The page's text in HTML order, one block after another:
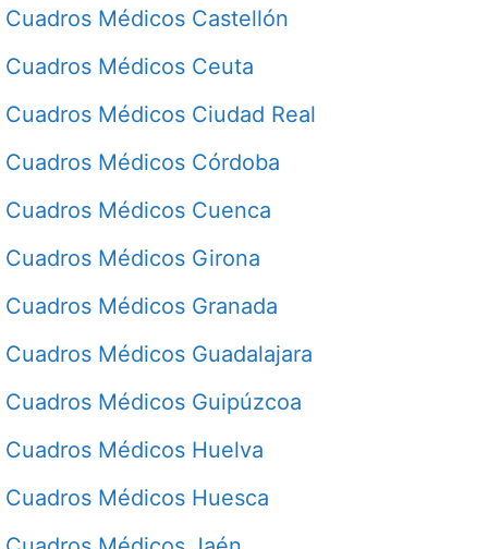
Cuadros Médicos Castellón
Cuadros Médicos Ceuta
Cuadros Médicos Ciudad Real
Cuadros Médicos Córdoba
Cuadros Médicos Cuenca
Cuadros Médicos Girona
Cuadros Médicos Granada
Cuadros Médicos Guadalajara
Cuadros Médicos Guipúzcoa
Cuadros Médicos Huelva
Cuadros Médicos Huesca